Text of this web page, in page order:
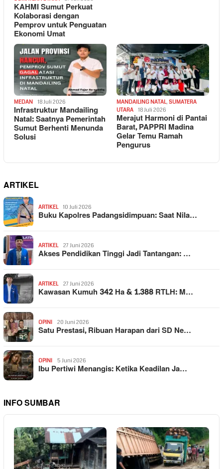
KAHMI Sumut Perkuat
Kolaborasi dengan
Pemprov untuk Penguatan
Ekonomi Umat
MEDAN 18 Juli 2026
Infrastruktur Mandailing
Natal: Saatnya Pemerintah
Sumut Berhenti Menunda
Solusi
MANDAILING NATAL, SUMATERA
UTARA
18 Juli 2026
Merajut Harmoni di Pantai
Barat, PAPPRI Madina
Gelar Temu Ramah
Pengurus
ARTIKEL
ARTIKEL 10 Juli 2026
Buku Kapolres Padangsidimpuan: Saat Nila…
ARTIKEL 27 Juni 2026
Akses Pendidikan Tinggi Jadi Tantangan: …
ARTIKEL 27 Juni 2026
Kawasan Kumuh 342 Ha & 1.388 RTLH: M…
OPINI 20 Juni 2026
Satu Prestasi, Ribuan Harapan dari SD Ne…
OPINI 5 Juni 2026
Ibu Pertiwi Menangis: Ketika Keadilan Ja…
INFO SUMBAR